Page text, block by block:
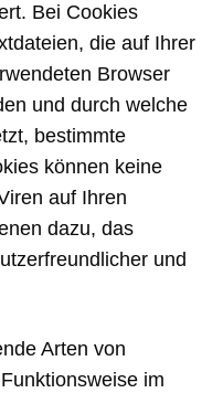
Bei Cookies
die auf Ihrer
Browser
und durch welche
bestimmte
können keine
auf Ihren
dazu, das
und
Arten von
im